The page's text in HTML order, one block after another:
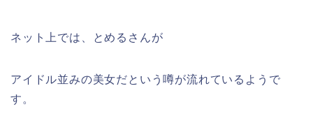
ネット上では、とめるさんが
アイドル並みの美女だという噂が流れているようで
す。